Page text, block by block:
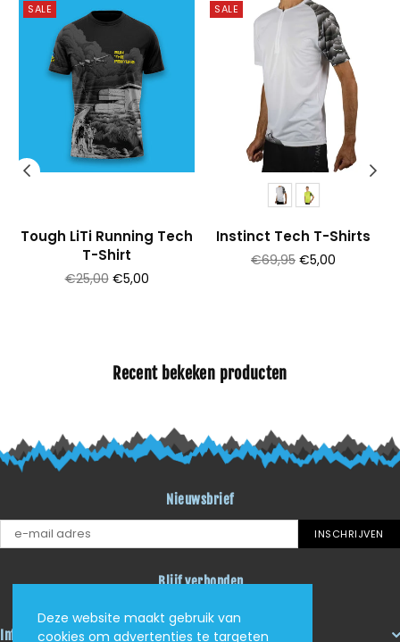
Deze website maakt gebruik van
cookies om advertenties te targeten
SALE
Tough LiTi Running Tech
T-Shirt
Prijs
€25,00 €5,00
SALE
Instinct Tech T-Shirts
Prijs
€69,95 €5,00
Recent bekeken producten
Nieuwsbrief
INSCHRIJVEN
Blijf verbonden
FacebookInstagramYouTube
Informatie